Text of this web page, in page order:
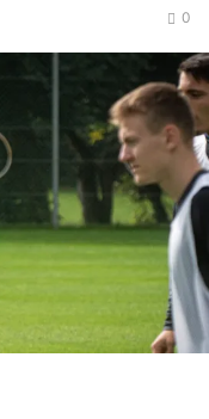
0